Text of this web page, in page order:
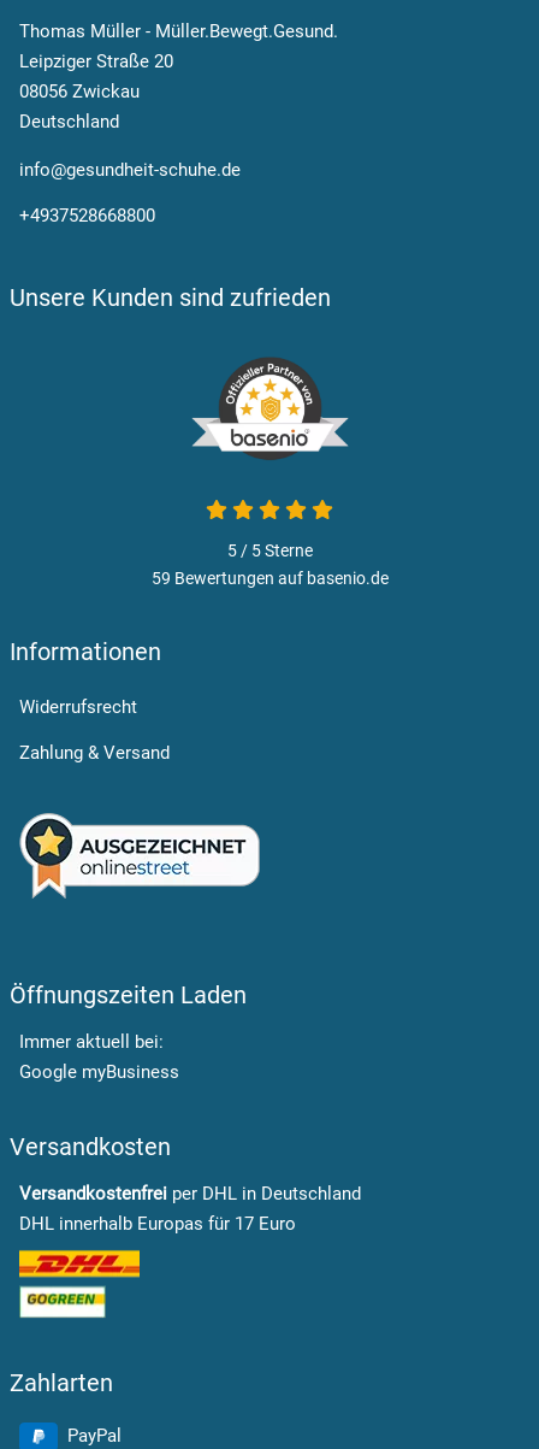
Thomas Müller - Müller.Bewegt.Gesund.
Leipziger Straße 20
08056 Zwickau
Deutschland
info@gesundheit-schuhe.de
+4937528668800
Unsere Kunden sind zufrieden
5 von 5
5 / 5Sterne
59 Bewertungen auf basenio.de
Informationen
Widerrufsrecht
Zahlung & Versand
Öffnungszeiten Laden
Immer aktuell bei:
Google myBusiness
Versandkosten
Versandkostenfrei per DHL in Deutschland
DHL innerhalb Europas für 17 Euro
Zahlarten
PayPal